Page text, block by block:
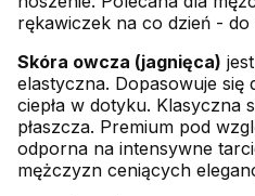
rękawiczek na co dzień -
Skóra owcza (jagnięca)
elastyczna. Dopasowuje się
ciepła w dotyku. Klasyczna
płaszcza. Premium pod
odporna na intensywne
mężczyzn ceniących